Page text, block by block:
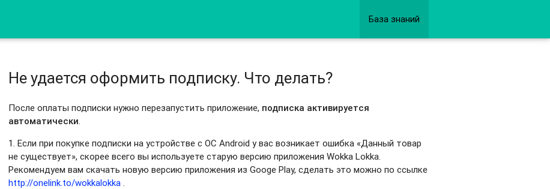
База знаний
Не удается оформить подписку. Что делать?
После оплаты подписки нужно перезапустить приложение, подписка активируется
автоматически
1. Если при покупке подписки на устройстве с ОС Android у вас возникает ошибка «Данный товар
не существует», скорее всего вы используете старую версию приложения Wokka Lokka.
Рекомендуем вам скачать новую версию приложения из Googe Play, сделать это можно по ссылке
http://onelink.to/wokkalokka